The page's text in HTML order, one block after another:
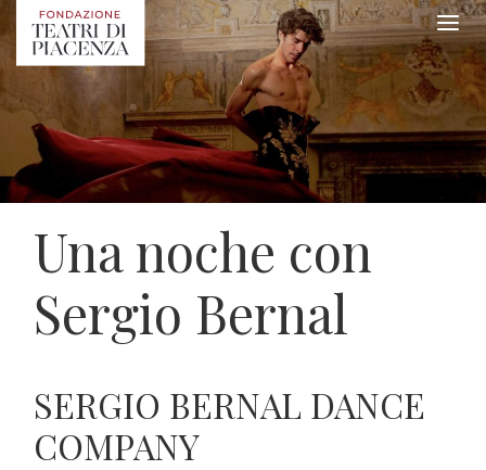
Una noche con
Sergio Bernal
SERGIO BERNAL DANCE
COMPANY